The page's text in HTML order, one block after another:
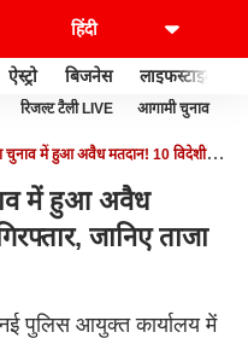
ऐस्ट्रो बिजनेस लाइफस्टाइल
रिजल्ट टैली LIVE आगामी चुनाव
चुनाव में हुआ अवैध मतदान! 10 विदेशी
में हुआ अवैध
जानिए ताजा
पुलिस आयुक्त कार्यालय में